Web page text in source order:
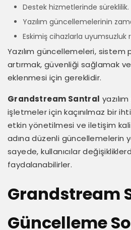
Destek hizmetlerinde süreklilik.
Yazılım güncellemelerinin
Eskimiş cihazlarla uyumsuzluk
Yazılım güncellemeleri, sistem
artırmak, güvenliği sağlamak
eklenmesi için gereklidir.
Grandstream Santral
işletmeler için kaçınılmaz bir
etkin yönetilmesi ve iletişim
adına düzenli güncellemelerin
sayede, kullanıcılar
faydalanabilirler.
Grandstream
Güncelleme